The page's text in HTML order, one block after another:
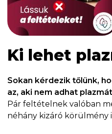
Ki lehet
Sokan kérdezik tőlünk,
az, aki nem adhat
Pár feltételnek valóban
néhány kizáró körülmény